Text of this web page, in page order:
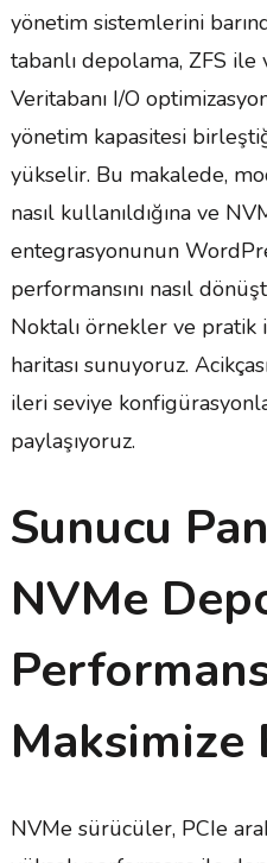
yönetim sistemlerini
tabanlı depolama, ZFS
Veritabanı I/O
yönetim kapasitesi
yükselir. Bu makalede,
nasıl kullanıldığına ve
entegrasyonunun
performansını nasıl
Noktalı örnekler ve pratik
haritası sunuyoruz.
ileri seviye
paylaşıyoruz.
Sunucu
NVMe
Maksimize
NVMe sürücüler, PCIe